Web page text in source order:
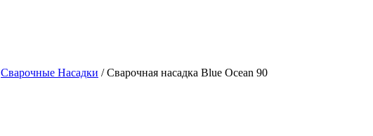
Сварочные Насадки /Сварочная насадка Blue Ocean 90